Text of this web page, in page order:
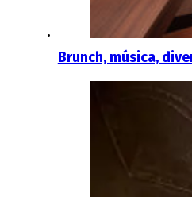
Brunch, música,